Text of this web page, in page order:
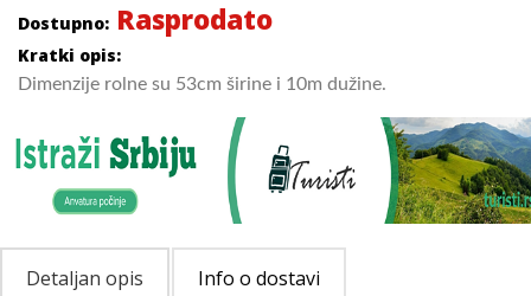
Dostupno: Rasprodato
Kratki opis:
Dimenzije rolne su 53cm širine i 10m dužine.
Detaljan opis Info o dostavi